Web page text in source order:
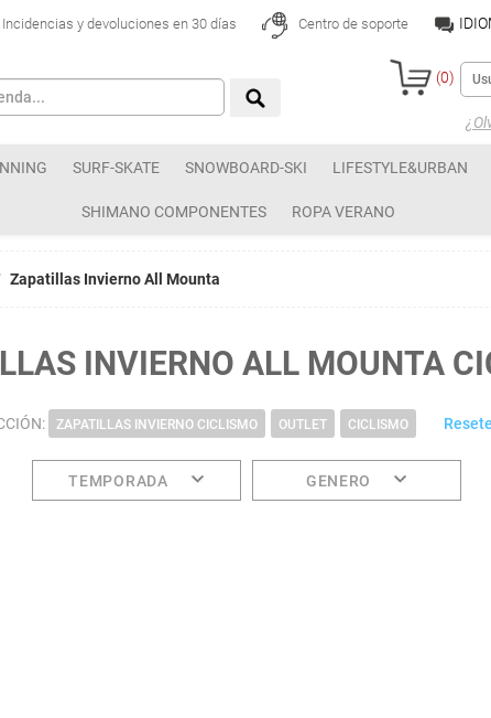
Incidencias y devoluciones en 30 días Centro de soporte
(0)
SURF-SKATE SNOWBOARD-SKI LIFESTYLE&URBAN
SHIMANO COMPONENTES ROPA VERANO
Zapatillas Invierno All Mounta
INVIERNO ALL MOUNTA
ZAPATILLAS INVIERNO CICLISMO OUTLET CICLISMO
TEMPORADA GENERO